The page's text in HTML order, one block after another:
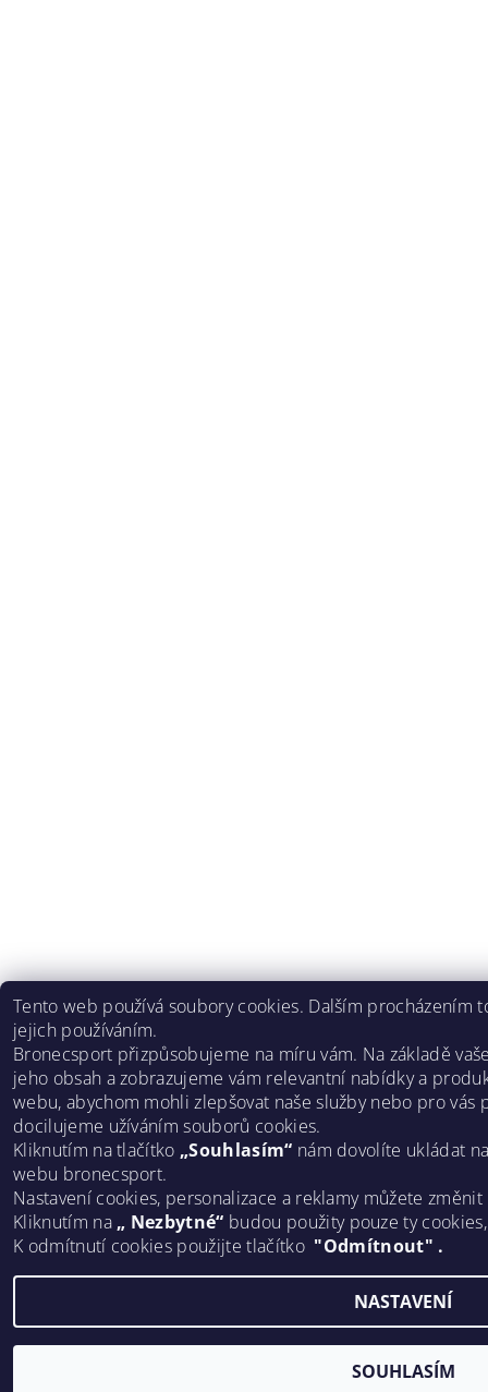
Tento web používá soubory cookies. Dalším procházením
jejich používáním.
Bronecsport přizpůsobujeme na míru vám. Na základě
jeho obsah a zobrazujeme vám relevantní nabídky a
webu, abychom mohli zlepšovat naše služby nebo pro vás
docilujeme užíváním souborů cookies.
Kliknutím na tlačítko „Souhlasím“ nám dovolíte ukládat
webu bronecsport.
Nastavení cookies, personalizace a reklamy můžete
Kliknutím na „ Nezbytné“ budou použity pouze ty
K odmítnutí cookies použijte tlačítko "Odmítnout" .
NASTAVENÍ
SOUHLASÍM